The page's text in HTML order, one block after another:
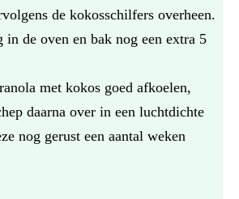
de kokosschilfers overheen.
in de oven en bak nog een extra 5
met kokos goed afkoelen,
daarna over in een luchtdichte
nog gerust een aantal weken